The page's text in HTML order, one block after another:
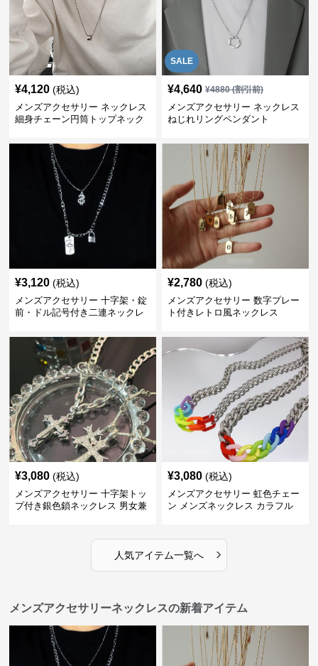
¥4,120 (税込)
メンズアクセサリー ネックレス
細身チェーン円筒トップネック
SALE
¥4,640 ¥4880(割引前)
メンズアクセサリー ネックレス
ねじれリングペンダント
¥3,120 (税込)
メンズアクセサリー 十字架・錠
前・ドル記号付き二連ネックレ
¥2,780 (税込)
メンズアクセサリー 数字プレー
ト付きレトロ風ネックレス
¥3,080 (税込)
メンズアクセサリー 十字架トッ
プ付き銀色鎖ネックレス 男女兼
¥3,080 (税込)
メンズアクセサリー 虹色チェー
ン メンズネックレス カラフル
人気アイテム一覧へ ›
メンズアクセサリーネックレスの新着アイテム